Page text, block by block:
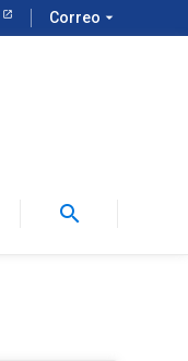
Correo arrow_drop_down
search